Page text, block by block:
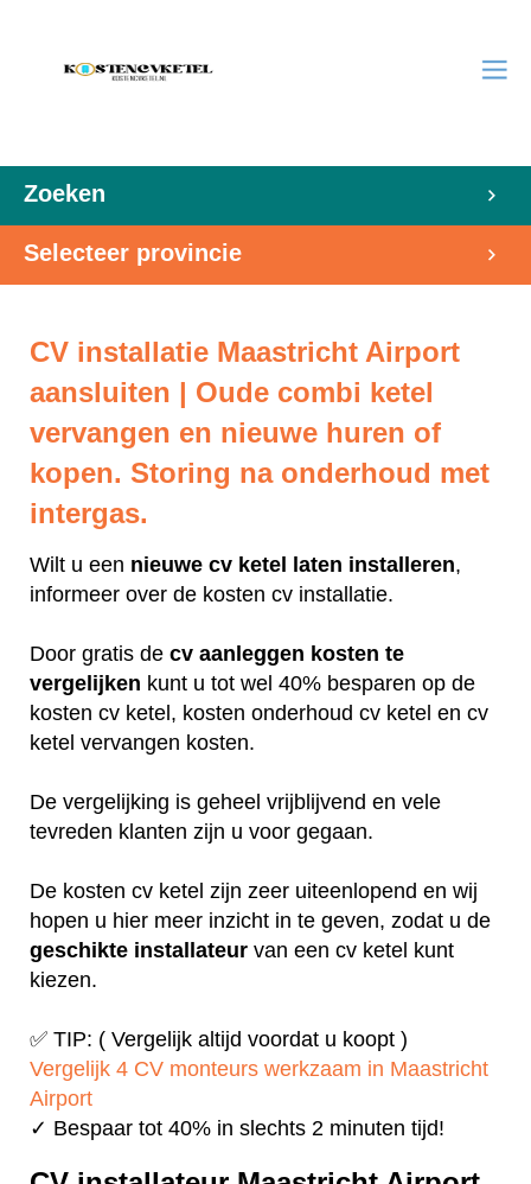
Zoeken
Selecteer provincie
CV installatie Maastricht Airport
aansluiten | Oude combi ketel
vervangen en nieuwe huren of
kopen. Storing na onderhoud met
intergas.
Wilt u een nieuwe cv ketel laten installeren,
informeer over de kosten cv installatie.
Door gratis de cv aanleggen kosten te
vergelijken kunt u tot wel 40% besparen op de
kosten cv ketel, kosten onderhoud cv ketel en cv
ketel vervangen kosten.
De vergelijking is geheel vrijblijvend en vele
tevreden klanten zijn u voor gegaan.
De kosten cv ketel zijn zeer uiteenlopend en wij
hopen u hier meer inzicht in te geven, zodat u de
geschikte installateur van een cv ketel kunt
kiezen.
✅ TIP: ( Vergelijk altijd voordat u koopt )
Vergelijk 4 CV monteurs werkzaam in Maastricht
Airport
✓ Bespaar tot 40% in slechts 2 minuten tijd!